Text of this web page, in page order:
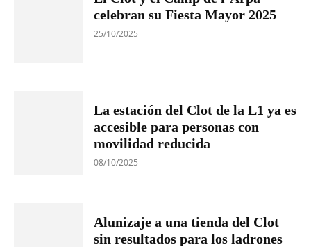
celebran su Fiesta Mayor 2025
25/10/2025
La estación del Clot de la L1 ya es
accesible para personas con
movilidad reducida
08/10/2025
Alunizaje a una tienda del Clot
sin resultados para los ladrones